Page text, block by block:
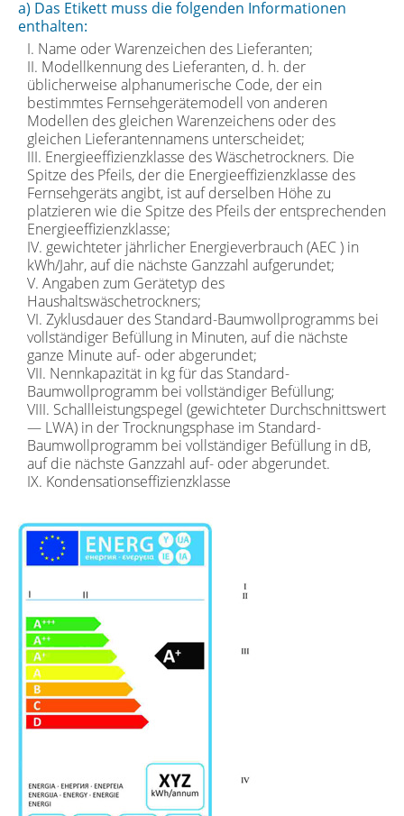
a) Das Etikett muss die folgenden Informationen
enthalten:
I. Name oder Warenzeichen des Lieferanten;
II. Modellkennung des Lieferanten, d. h. der
üblicherweise alphanumerische Code, der ein
bestimmtes Fernsehgerätemodell von anderen
Modellen des gleichen Warenzeichens oder des
gleichen Lieferantennamens unterscheidet;
III. Energieeffizienzklasse des Wäschetrockners. Die
Spitze des Pfeils, der die Energieeffizienzklasse des
Fernsehgeräts angibt, ist auf derselben Höhe zu
platzieren wie die Spitze des Pfeils der entsprechenden
Energieeffizienzklasse;
IV. gewichteter jährlicher Energieverbrauch (AEC ) in
kWh/Jahr, auf die nächste Ganzzahl aufgerundet;
V. Angaben zum Gerätetyp des
Haushaltswäschetrockners;
VI. Zyklusdauer des Standard-Baumwollprogramms bei
vollständiger Befüllung in Minuten, auf die nächste
ganze Minute auf- oder abgerundet;
VII. Nennkapazität in kg für das Standard-
Baumwollprogramm bei vollständiger Befüllung;
VIII. Schallleistungspegel (gewichteter Durchschnittswert
— LWA) in der Trocknungsphase im Standard-
Baumwollprogramm bei vollständiger Befüllung in dB,
auf die nächste Ganzzahl auf- oder abgerundet.
IX. Kondensationseffizienzklasse